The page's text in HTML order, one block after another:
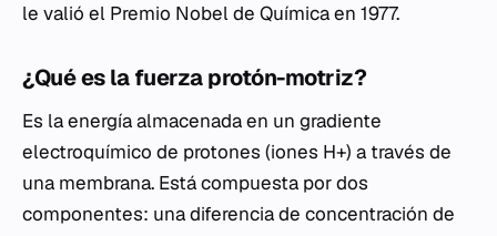
le valió el Premio Nobel de Química en 1977.
¿Qué es la fuerza protón-motriz?
Es la energía almacenada en un gradiente
electroquímico de protones (iones H+) a través de
una membrana. Está compuesta por dos
componentes: una diferencia de concentración de